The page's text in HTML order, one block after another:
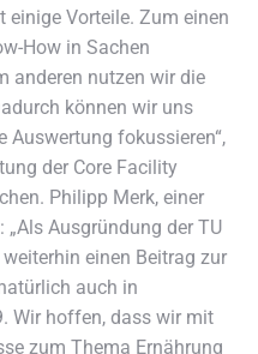
Vorteile. Zum einen
How in Sachen
anderen nutzen wir die
können wir uns
fokussieren“,
der Core Facility
Philipp Merk, einer
„Als Ausgründung der TU
einen Beitrag zur
auch in
Wir hoffen, dass wir mit
zum Thema Ernährung